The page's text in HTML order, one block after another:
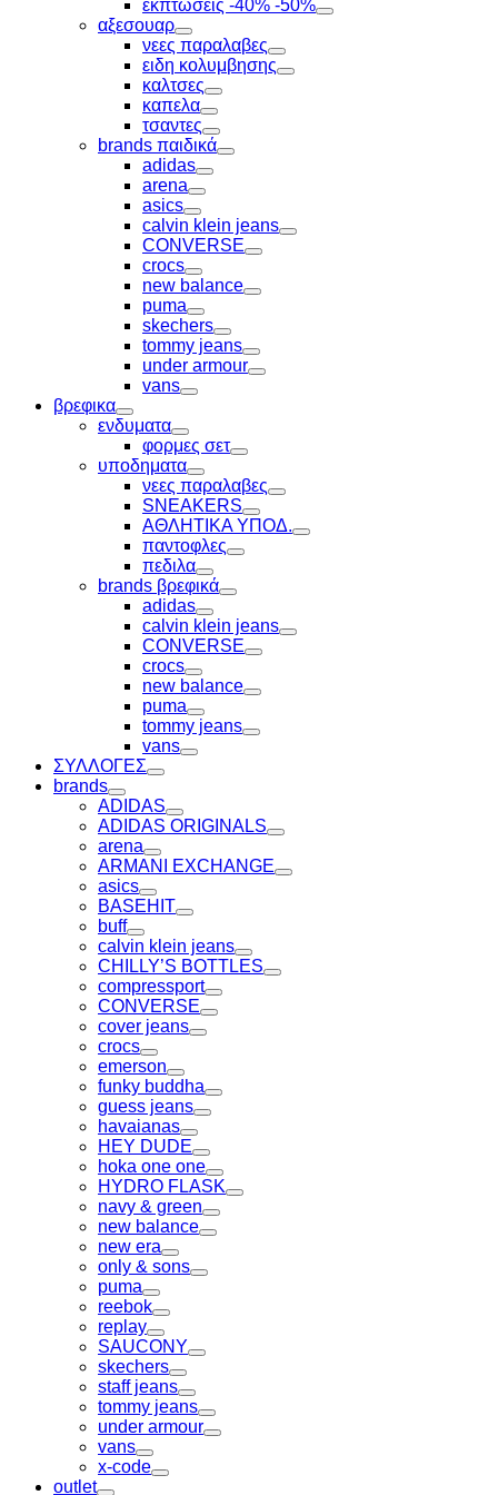
εκπτώσεις -40% -50%
Toggle
αξεσουαρ
Toggle
νεες παραλαβες
Toggle
ειδη κολυμβησης
Toggle
καλτσες
Toggle
καπελα
Toggle
τσαντες
Toggle
brands παιδικά
Toggle
adidas
Toggle
arena
Toggle
asics
Toggle
calvin klein jeans
Toggle
CONVERSE
Toggle
crocs
Toggle
new balance
Toggle
puma
Toggle
skechers
Toggle
tommy jeans
Toggle
under armour
Toggle
vans
Toggle
βρεφικα
Toggle
ενδυματα
Toggle
φορμες σετ
Toggle
υποδηματα
Toggle
νεες παραλαβες
Toggle
SNEAKERS
Toggle
ΑΘΛΗΤΙΚΑ ΥΠΟΔ.
Toggle
παντοφλες
Toggle
πεδιλα
Toggle
brands βρεφικά
Toggle
adidas
Toggle
calvin klein jeans
Toggle
CONVERSE
Toggle
crocs
Toggle
new balance
Toggle
puma
Toggle
tommy jeans
Toggle
vans
Toggle
ΣΥΛΛΟΓΕΣ
Toggle
brands
Toggle
ADIDAS
Toggle
ADIDAS ORIGINALS
Toggle
arena
Toggle
ARMANI EXCHANGE
Toggle
asics
Toggle
BASEHIT
Toggle
buff
Toggle
calvin klein jeans
Toggle
CHILLY’S BOTTLES
Toggle
compressport
Toggle
CONVERSE
Toggle
cover jeans
Toggle
crocs
Toggle
emerson
Toggle
funky buddha
Toggle
guess jeans
Toggle
havaianas
Toggle
HEY DUDE
Toggle
hoka one one
Toggle
HYDRO FLASK
Toggle
navy & green
Toggle
new balance
Toggle
new era
Toggle
only & sons
Toggle
puma
Toggle
reebok
Toggle
replay
Toggle
SAUCONY
Toggle
skechers
Toggle
staff jeans
Toggle
tommy jeans
Toggle
under armour
Toggle
vans
Toggle
x-code
Toggle
outlet